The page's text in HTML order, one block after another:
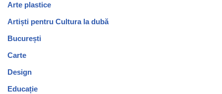
Arte plastice
Artiști pentru Cultura la dubă
București
Carte
Design
Educație